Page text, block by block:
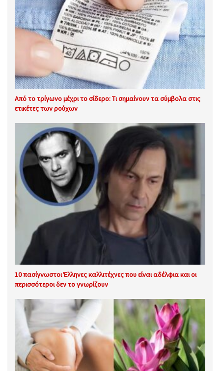
Από το τρίγωνο μέχρι το σίδερο: Τι σημαίνουν τα σύμβολα στις
ετικέτες των ρούχων
10 πασίγνωστοι Έλληνες καλλιτέχνες που είναι αδέλφια και οι
περισσότεροι δεν το γνωρίζουν